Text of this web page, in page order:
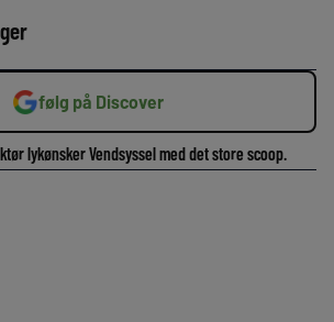
følg på Discover
lykønsker Vendsyssel med det store scoop.